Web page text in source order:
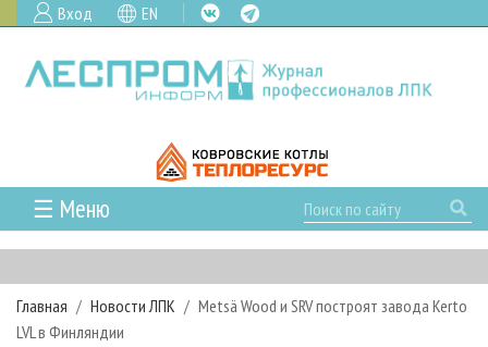
Вход EN
☰ Меню
ГЛАВНАЯ
РУБРИКИ И ТЕМЫ
РУБРИКИ ЖУРНАЛА
НОВОСТИ
Главная Новости ЛПК
Metsä Wood и SRV построят завода Kerto
LVL в Финляндии